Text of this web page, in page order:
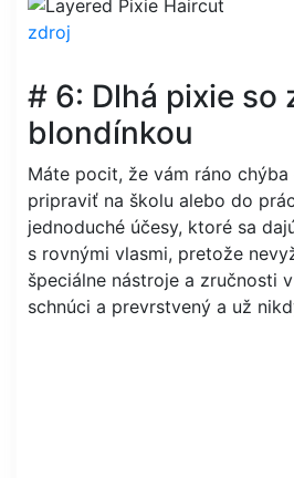
zdroj
# 6: Dlhá pixie so
blondínkou
Máte pocit, že vám ráno
pripraviť na školu alebo do
jednoduché účesy, ktoré sa
s rovnými vlasmi, pretože
špeciálne nástroje a zručnosti
schnúci a prevrstvený a už